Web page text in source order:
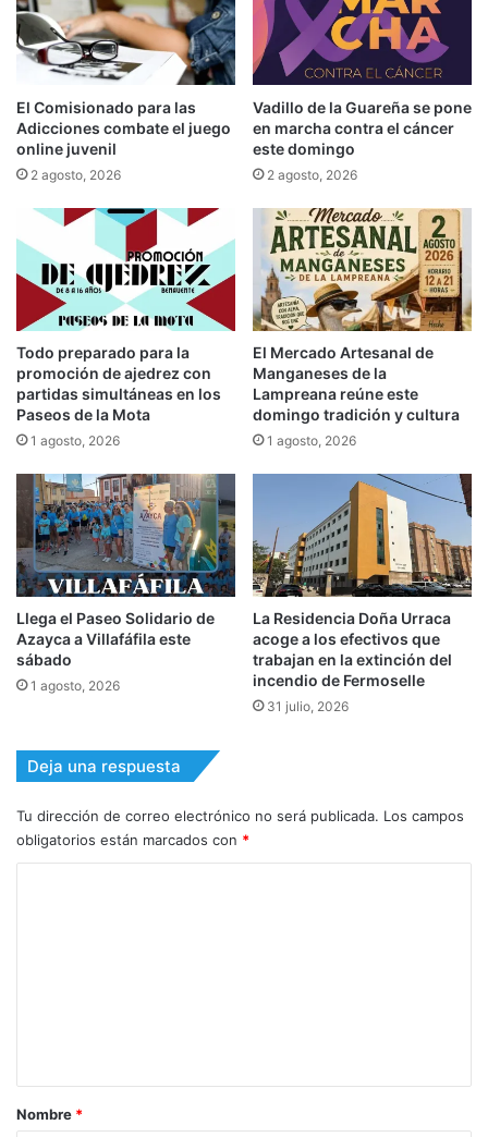
El Comisionado para las
Adicciones combate el juego
online juvenil
2 agosto, 2026
Vadillo de la Guareña se pone
en marcha contra el cáncer
este domingo
2 agosto, 2026
Todo preparado para la
promoción de ajedrez con
partidas simultáneas en los
Paseos de la Mota
1 agosto, 2026
El Mercado Artesanal de
Manganeses de la
Lampreana reúne este
domingo tradición y cultura
1 agosto, 2026
Llega el Paseo Solidario de
Azayca a Villafáfila este
sábado
1 agosto, 2026
La Residencia Doña Urraca
acoge a los efectivos que
trabajan en la extinción del
incendio de Fermoselle
31 julio, 2026
Deja una respuesta
Tu dirección de correo electrónico no será publicada. Los campos
obligatorios están marcados con *
r
Nombre *